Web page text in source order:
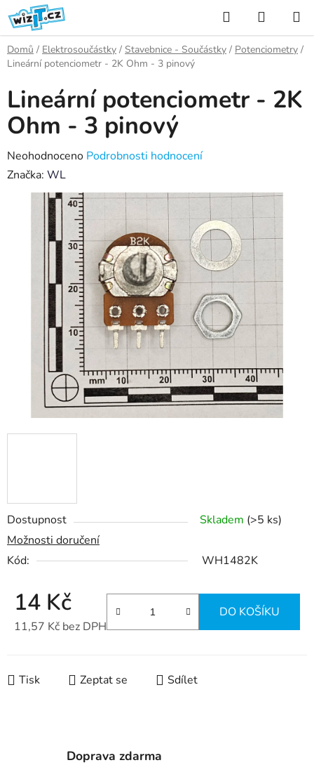
Přejít
na
obsah
Hledat
KOŠÍK
Domů / Elektrosoučástky / Stavebnice - Součástky / Potenciometry /
Lineární potenciometr - 2K Ohm - 3 pinový
Dostupnost Skladem (>5 ks)
Možnosti doručení
Kód:
WH1482K
14 Kč
11,57 Kč bez DPH
DO KOŠÍKU
Tisk Zeptat se Sdílet
Lineární potenciometr - 2K
Ohm - 3 pinový
Průměrné
hodnocení
produktu
hvězdiček.
Neohodnoceno Podrobnosti hodnocení
Značka: WL
Doprava zdarma